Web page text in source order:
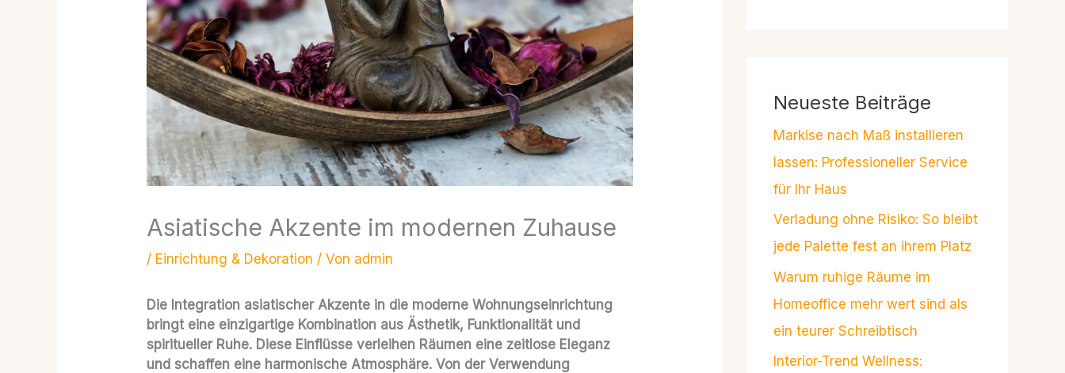
Asiatische Akzente im modernen Zuhause
/ Einrichtung & Dekoration / Von admin
Die Integration asiatischer Akzente in die moderne Wohnungseinrichtung
bringt eine einzigartige Kombination aus Ästhetik, Funktionalität und
spiritueller Ruhe. Diese Einflüsse verleihen Räumen eine zeitlose Eleganz
und schaffen eine harmonische Atmosphäre. Von der Verwendung
Neueste Beiträge
Markise nach Maß installieren
lassen: Professioneller Service
für Ihr Haus
Verladung ohne Risiko: So bleibt
jede Palette fest an ihrem Platz
Warum ruhige Räume im
Homeoffice mehr wert sind als
ein teurer Schreibtisch
Interior-Trend Wellness: